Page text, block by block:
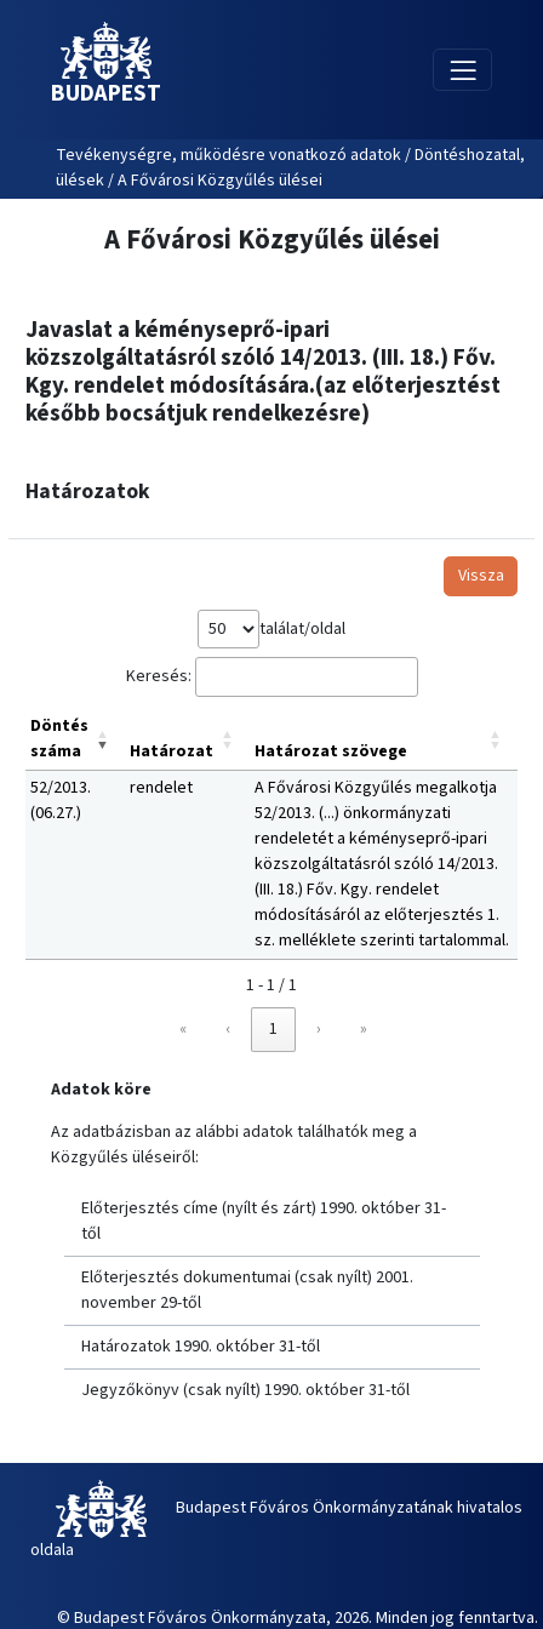
BUDAPEST
Tevékenységre, működésre vonatkozó adatok / Döntéshozatal,
ülések / A Fővárosi Közgyűlés ülései
A Fővárosi Közgyűlés ülései
Javaslat a kéményseprő-ipari
közszolgáltatásról szóló 14/2013. (III. 18.) Főv.
Kgy. rendelet módosítására.(az előterjesztést
később bocsátjuk rendelkezésre)
Határozatok
Vissza
találat/oldal
Keresés:
Döntés
száma
Határozat
Határozat szövege
52/2013.
(06.27.)
rendelet
A Fővárosi Közgyűlés megalkotja
52/2013. (...) önkormányzati
rendeletét a kéményseprő-ipari
közszolgáltatásról szóló 14/2013.
(III. 18.) Főv. Kgy. rendelet
módosításáról az előterjesztés 1.
sz. melléklete szerinti tartalommal.
1 - 1 / 1
«
‹ 1 › »
Adatok köre
Az adatbázisban az alábbi adatok találhatók meg a
Közgyűlés üléseiről:
Előterjesztés címe (nyílt és zárt) 1990. október 31-
től
Előterjesztés dokumentumai (csak nyílt) 2001.
november 29-től
Határozatok 1990. október 31-től
Jegyzőkönyv (csak nyílt) 1990. október 31-től
Budapest Főváros Önkormányzatának hivatalos
oldala
© Budapest Főváros Önkormányzata, 2026. Minden jog fenntartva.